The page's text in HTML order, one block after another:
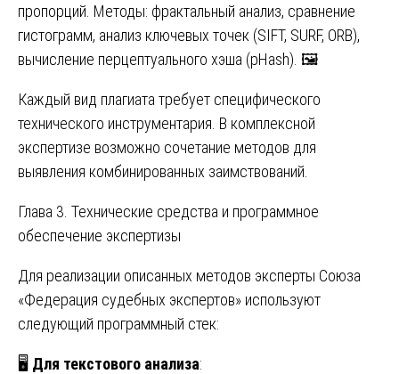
пропорций. Методы: фрактальный анализ, сравнение
гистограмм, анализ ключевых точек (SIFT, SURF, ORB),
вычисление перцептуального хэша (pHash). 🖼️
Каждый вид плагиата требует специфического
технического инструментария. В комплексной
экспертизе возможно сочетание методов для
выявления комбинированных заимствований.
Глава 3. Технические средства и программное
обеспечение экспертизы
Для реализации описанных методов эксперты Союза
«Федерация судебных экспертов» используют
следующий программный стек:
🖥️ Для текстового анализа: